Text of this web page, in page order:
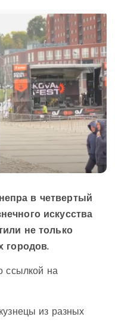
в четвертый
искусства
не только
городов.
ссылкой на
из разных